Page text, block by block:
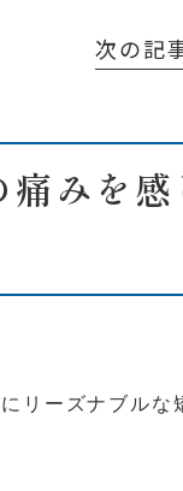
次の記
みを感
リーズナブルな